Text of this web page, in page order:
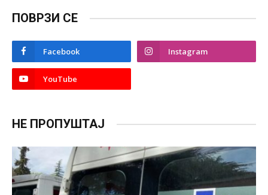
ПОВРЗИ СЕ
Facebook Instagram
YouTube
НЕ ПРОПУШТАЈ